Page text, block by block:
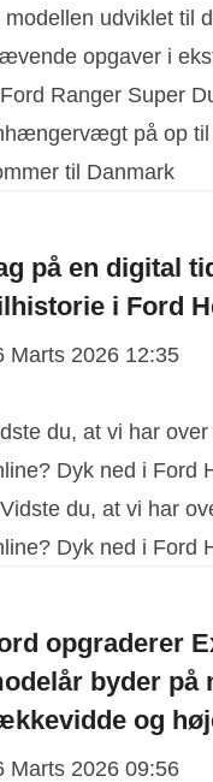
modellen udviklet til
opgaver i
på en digital
i Ford
Marts 2026 12:35
du, at vi har
Dyk ned i Ford
opgraderer
byder på
og
Marts 2026 09:56